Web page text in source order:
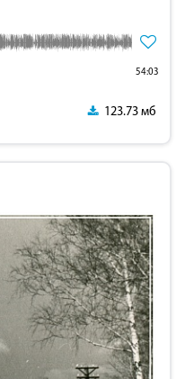
54:03
123.73 мб